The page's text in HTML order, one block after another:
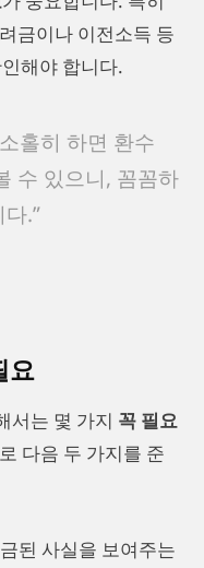
금이나 이전소득 등
해야 합니다.
홀히 하면 환수
수 있으니, 꼼꼼하
.”
요
서는 몇 가지 꼭 필요
다음 두 가지를 준
된 사실을 보여주는